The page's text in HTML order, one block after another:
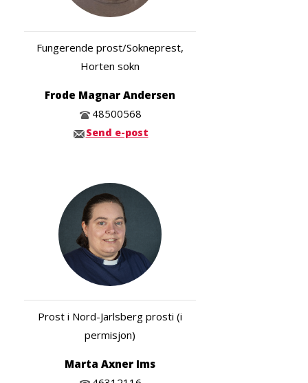
Fungerende prost/Sokneprest,
Horten sokn
Frode Magnar Andersen
48500568
Send e-post
Prost i Nord-Jarlsberg prosti (i
permisjon)
Marta Axner Ims